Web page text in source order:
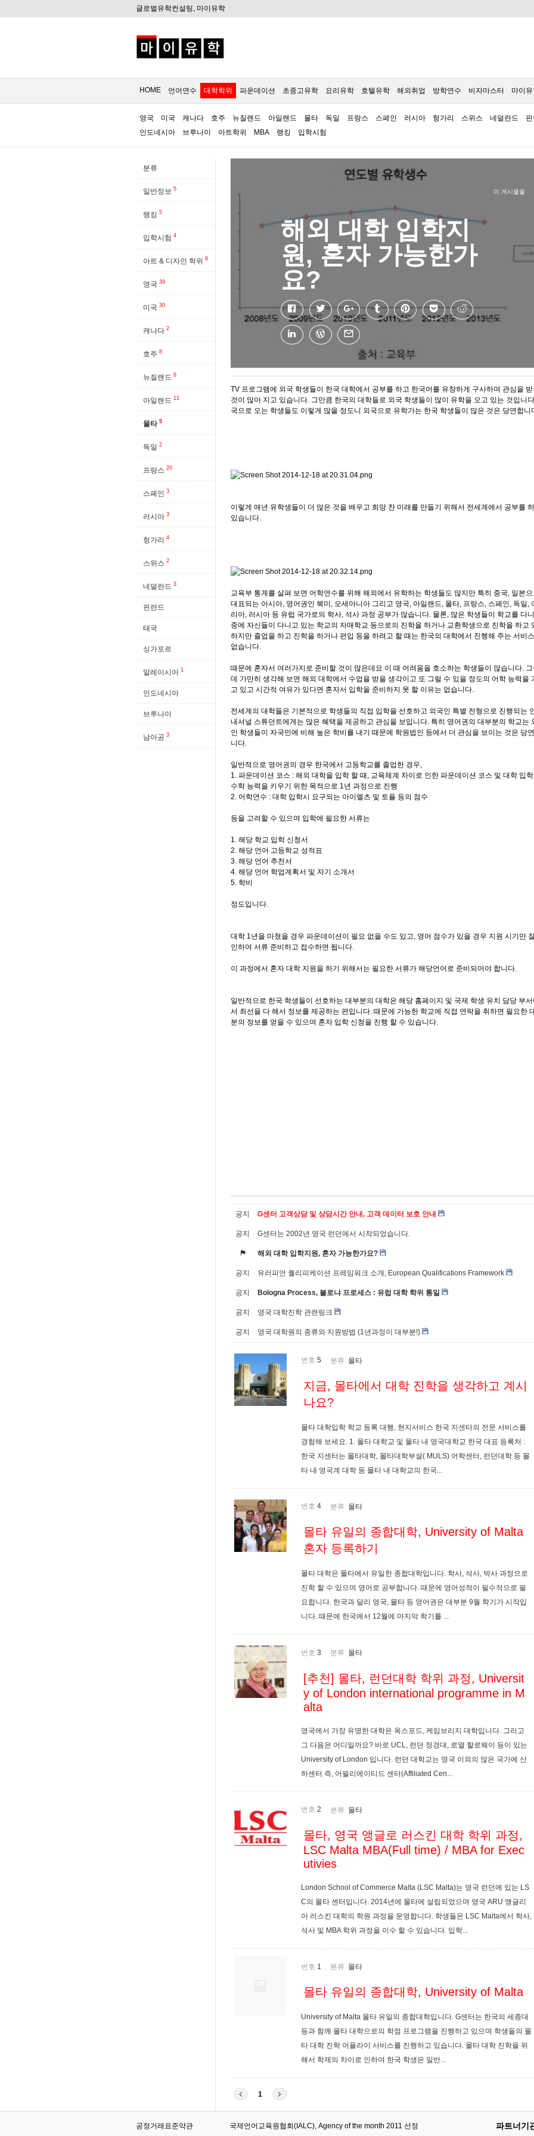
글로벌유학컨설팅, 마이유학
HOME 언어연수 대학학위 파운데이션 초중고유학 요리유학 호텔유학 해외취업 방학연수 비자마스터 마이
영국 미국 캐나다 호주 뉴질랜드 아일랜드 몰타 독일 프랑스 스페인 러시아 헝가리 스위스 네덜란드
인도네시아
브루나이 아트학위 MBA 랭킹 입학시험
분류
일반정보 5
랭킹 5
입학시험 4
아트 & 디자인 학위 8
영국 39
미국 30
캐나다 2
호주 8
뉴질랜드 8
아일랜드 11
몰타 5
독일 2
프랑스 20
스페인 3
러시아 3
헝가리 4
스위스 2
네덜란드 3
핀란드
태국
싱가포르
말레이시아 1
인도네시아
브루나이
남아공 3
이 게시물을
해외 대학 입학지
원, 혼자 가능한가
요?
TV 프로그램에 외국 학생들이 한국 대학에서 공부를 하고 한국어를 유창하게 구사하며 관심을 받
것이 많아 지고 있습니다. 그만큼 한국의 대학들로 외국 학생들이 많이 유학을 오고 있는 것입니
국으로 오는 학생들도 이렇게 많을 정도니 외국으로 유학가는 한국 학생들이 많은 것은 당연합니
이렇게 매년 유학생들이 더 많은 것을 배우고 희망 찬 미래를 만들기 위해서 전세계에서 공부를
있습니다.
교육부 통계를 살펴 보면 어학연수를 위해 해외에서 유학하는 학생들도 많지만 특히 중국, 일본으
대표되는 아시아, 영어권인 북미, 오세아니아 그리고 영국, 아일랜드, 몰타, 프랑스, 스페인, 독일,
리아, 러시아 등 유럽 국가로의 학사, 석사 과정 공부가 많습니다. 물론, 많은 학생들이 학교를 다
중에 자신들이 다니고 있는 학교의 자매학교 등으로의 진학을 하거나 교환학생으로 진학을 하고
하지만 졸업을 하고 진학을 하거나 편입 등을 하려고 할 때는 한국의 대학에서 진행해 주는 서비
없습니다.
때문에 혼자서 여러가지로 준비할 것이 많은데요 이 때 어려움을 호소하는 학생들이 많습니다. 그
데 가만히 생각해 보면 해외 대학에서 수업을 받을 생각이고 또 그럴 수 있을 정도의 어학 능력을
고 있고 시간적 여유가 있다면 혼자서 입학을 준비하지 못 할 이유는 없습니다.
전세계의 대학들은 기본적으로 학생들의 직접 입학을 선호하고 외국인 특별 전형으로 진행되는
내셔널 스튜던트에게는 많은 혜택을 제공하고 관심을 보입니다. 특히 영어권의 대부분의 학교는
인 학생들이 자국민에 비해 높은 학비를 내기 때문에 학원법인 등에서 더 관심을 보이는 것은 당
니다.
일반적으로 영어권의 경우 한국에서 고등학교를 졸업한 경우,
1. 파운데이션 코스 : 해외 대학을 입학 할 때, 교육체계 차이로 인한 파운데이션 코스 및 대학 입
수학 능력을 키우기 위한 목적으로 1년 과정으로 진행
2. 어학연수 : 대학 입학시 요구되는 아이엘츠 및 토플 등의 점수
등을 고려할 수 있으며 입학에 필요한 서류는
1. 해당 학교 입학 신청서
2. 해당 언어 고등학교 성적표
3. 해당 언어 추천서
4. 해당 언어 학업계획서 및 자기 소개서
5. 학비
정도입니다.
대학 1년을 마쳤을 경우 파운데이션이 필요 없을 수도 있고, 영어 점수가 있을 경우 지원 시기만
인하여 서류 준비하고 접수하면 됩니다.
이 과정에서 혼자 대학 지원을 하기 위해서는 필요한 서류가 해당언어로 준비되어야 합니다.
일반적으로 한국 학생들이 선호하는 대부분의 대학은 해당 홈페이지 및 국제 학생 유치 담당 부서
서 최선을 다 해서 정보를 제공하는 편입니다. 때문에 가능한 학교에 직접 연락을 취하면 필요한
분의 정보를 얻을 수 있으며 혼자 입학 신청을 진행 할 수 있습니다.
공지 G센터 고객상담 및 상담시간 안내, 고객 데이터 보호 안내
공지 G센터는 2002년 영국 런던에서 시작되었습니다.
해외 대학 입학지원, 혼자 가능한가요?
공지 유러피언 퀄리피케이션 프레임워크 소개, European Qualifications Framework
공지 Bologna Process, 볼로냐 프로세스 : 유럽 대학 학위 통일
공지 영국 대학진학 관련링크
공지 영국 대학원의 종류와 지원방법 (1년과정이 대부분!)
번호 5 분류 몰타
지금, 몰타에서 대학 진학을 생각하고 계시
나요?
몰타 대학입학 학교 등록 대행, 현지서비스 한국 지센터의 전문 서비스를
경험해 보세요. 1. 몰타 대학교 및 몰타 내 영국대학교 한국 대표 등록처 :
한국 지센터는 몰타대학, 몰타대학부설( MULS) 어학센터, 런던대학 등 몰
타 내 영국계 대학 등 몰타 내 대학교의 한국...
번호 4 분류 몰타
몰타 유일의 종합대학, University of Malta
혼자 등록하기
몰타 대학은 몰타에서 유일한 종합대학입니다. 학사, 석사, 박사 과정으로
진학 할 수 있으며 영어로 공부합니다. 때문에 영어성적이 필수적으로 필
요합니다. 한국과 달리 영국, 몰타 등 영어권은 대부분 9월 학기가 시작입
니다. 때문에 한국에서 12월에 마지막 학기를 ...
번호 3 분류 몰타
[추천] 몰타, 런던대학 학위 과정, Universit
y of London international programme in M
alta
영국에서 가장 유명한 대학은 옥스포드, 케임브리지 대학입니다. 그리고
그 다음은 어디일까요? 바로 UCL, 런던 정경대, 로열 할로웨이 등이 있는
University of London 입니다. 런던 대학교는 영국 이외의 많은 국가에 산
하센터 즉, 어필리에이티드 센터(Affiliated Cen...
번호 2 분류 몰타
몰타, 영국 앵글로 러스킨 대학 학위 과정,
LSC Malta MBA(Full time) / MBA for Exec
utivies
London School of Commerce Malta (LSC Malta)는 영국 런던에 있는 LS
C의 몰타 센터입니다. 2014년에 몰타에 설립되었으며 영국 ARU 앵글리
아 러스킨 대학의 학원 과정을 운영합니다. 학생들은 LSC Malta에서 학사,
석사 및 MBA 학위 과정을 이수 할 수 있습니다. 입학...
번호 1 분류 몰타
몰타 유일의 종합대학, University of Malta
University of Malta 몰타 유일의 종합대학입니다. G센터는 한국의 세종대
등과 함께 몰타 대학으로의 학점 프로그램을 진행하고 있으며 학생들의 몰
타 대학 진학 어플라이 서비스를 진행하고 있습니다. 몰타 대학 진학을 위
해서 학제의 차이로 인하여 한국 학생은 일반...
1
공정거래표준약관 국제언어교육원협회(IALC), Agency of the month 2011 선정 파트너기